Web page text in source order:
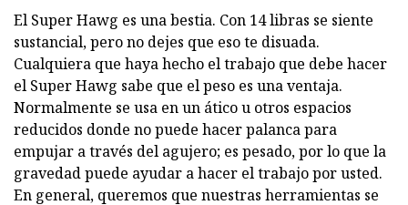
El Super Hawg es una bestia. Con 14 libras se siente
sustancial, pero no dejes que eso te disuada.
Cualquiera que haya hecho el trabajo que debe hacer
el Super Hawg sabe que el peso es una ventaja.
Normalmente se usa en un ático u otros espacios
reducidos donde no puede hacer palanca para
empujar a través del agujero; es pesado, por lo que la
gravedad puede ayudar a hacer el trabajo por usted.
En general, queremos que nuestras herramientas se